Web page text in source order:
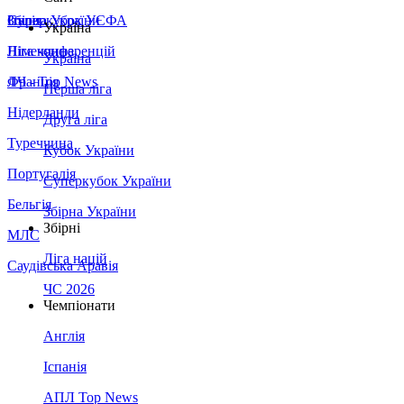
Збірна України
Італія
Німеччина
Франція
Нідерланди
Туреччина
Португалія
Бельгія
МЛС
Саудівська Аравія
Суперкубок УЄФА
Ліга конференцій
ЛЧ - Top News
Україна
Україна
Перша ліга
Друга ліга
Кубок України
Суперкубок України
Збірна України
Збірні
Ліга націй
ЧС 2026
Чемпіонати
Англія
Іспанія
АПЛ Top News